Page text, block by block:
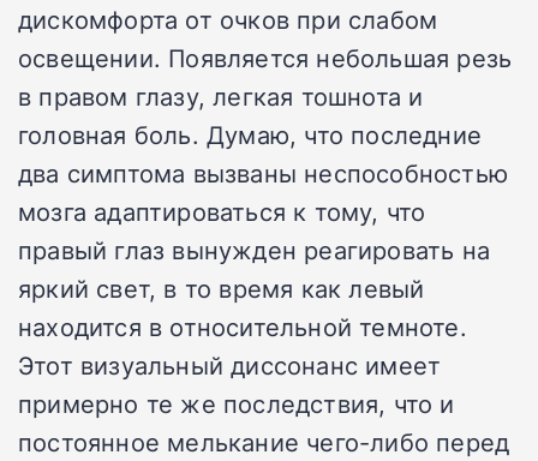
дискомфорта от очков при слабом
освещении. Появляется небольшая резь
в правом глазу, легкая тошнота и
головная боль. Думаю, что последние
два симптома вызваны неспособностью
мозга адаптироваться к тому, что
правый глаз вынужден реагировать на
яркий свет, в то время как левый
находится в относительной темноте.
Этот визуальный диссонанс имеет
примерно те же последствия, что и
постоянное мелькание чего-либо перед